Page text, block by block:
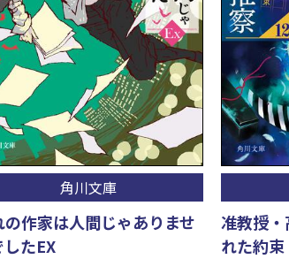
角川文庫
の作家は人間じゃありませ
したEX
准教授
れた約束